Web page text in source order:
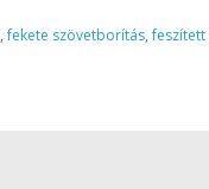
,fekete szövetborítás,feszített